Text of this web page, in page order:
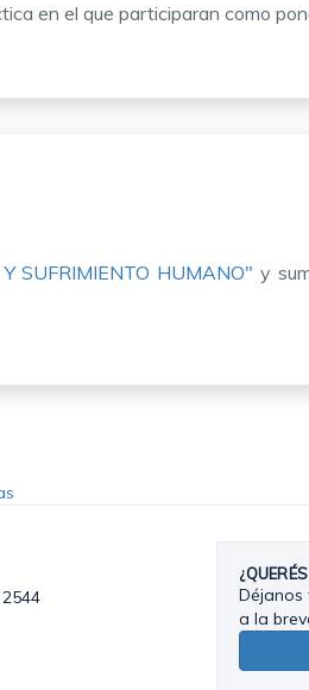
en el que participaran como
SUFRIMIENTO HUMANO" y
Déjanos
a la